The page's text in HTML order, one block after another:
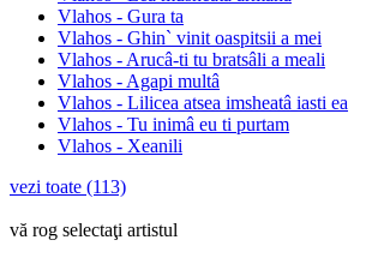
Vlahos - Gura ta
Vlahos - Ghin` vinit oaspitsii a mei
Vlahos - Arucâ-ti tu bratsâli a meali
Vlahos - Agapi multâ
Vlahos - Lilicea atsea imsheatâ iasti ea
Vlahos - Tu inimâ eu ti purtam
Vlahos - Xeanili
vezi toate (113)
vă rog selectaţi artistul